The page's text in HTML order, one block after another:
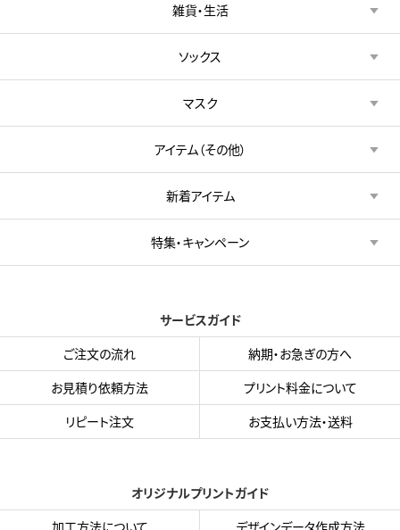
雑貨・生活
ソックス
マスク
アイテム（その他）
新着アイテム
特集・キャンペーン
サービスガイド
ご注文の流れ
納期・お急ぎの方へ
お見積り依頼方法
プリント料金について
リピート注文
お支払い方法・送料
オリジナルプリントガイド